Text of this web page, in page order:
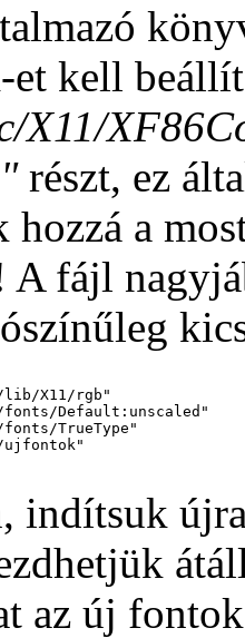
et kell
X11/
részt, ez
hozzá a
A fájl
X11/rgb"
Default:unscaled"
TrueType"
indítsuk
az új